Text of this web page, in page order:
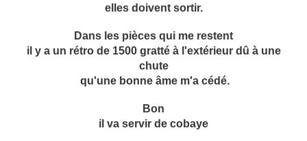
elles doivent sortir.
Dans les pièces qui me restent
il y a un rétro de 1500 gratté à l'extérieur dû à une
chute
qu'une bonne âme m'a cédé.
Bon
il va servir de cobaye